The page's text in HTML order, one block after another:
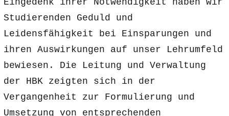
Studierenden Geduld und
Leidensfähigkeit bei Einsparungen und
ihren Auswirkungen auf unser Lehrumfeld
bewiesen. Die Leitung und Verwaltung
der HBK zeigten sich in der
Vergangenheit zur Formulierung und
Umsetzung von entsprechenden